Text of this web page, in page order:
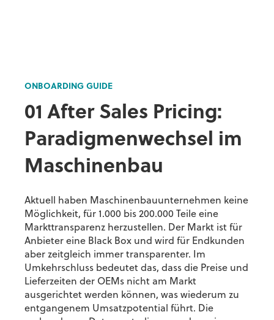
ONBOARDING GUIDE
01 After Sales Pricing:
Paradigmenwechsel im
Maschinenbau
Aktuell haben Maschinenbauunternehmen keine
Möglichkeit, für 1.000 bis 200.000 Teile eine
Markttransparenz herzustellen. Der Markt ist für
Anbieter eine Black Box und wird für Endkunden
aber zeitgleich immer transparenter. Im
Umkehrschluss bedeutet das, dass die Preise und
Lieferzeiten der OEMs nicht am Markt
ausgerichtet werden können, was wiederum zu
entgangenem Umsatzpotential führt. Die